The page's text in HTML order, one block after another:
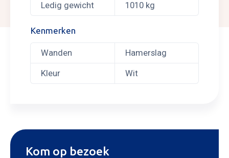
Ledig gewicht 1010 kg
Kenmerken
Wanden Hamerslag
Kleur Wit
Kom op bezoek